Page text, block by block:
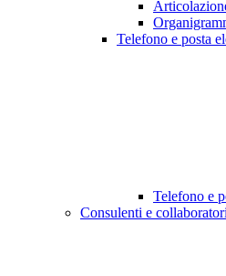
Telefono e posta
Telefono e
Consulenti e collaboratori